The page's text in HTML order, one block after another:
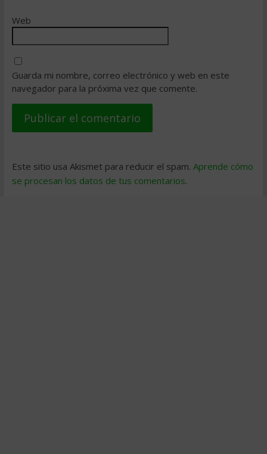
Web
Guarda mi nombre, correo electrónico y web en este
navegador para la próxima vez que comente.
Este sitio usa Akismet para reducir el spam. Aprende cómo
se procesan los datos de tus comentarios.